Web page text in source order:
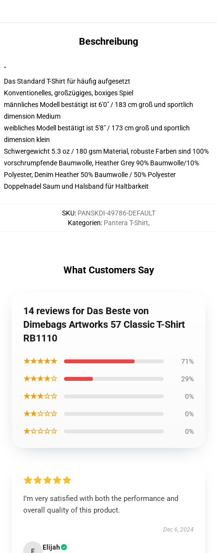
Beschreibung
"
Das Standard T-Shirt für häufig aufgesetzt
Konventionelles, großzügiges, boxiges Spiel
männliches Modell bestätigt ist 6'0" / 183 cm groß und sportlich
dimension Medium
weibliches Modell bestätigt ist 5'8" / 173 cm groß und sportlich
dimension klein
Schwergewicht 5.3 oz / 180 gsm Material, robuste Farben sind 100%
vorschrumpfende Baumwolle, Heather Grey 90% Baumwolle/10%
Polyester, Denim Heather 50% Baumwolle / 50% Polyester
Doppelnadel Saum und Halsband für Haltbarkeit
SKU: PANSKDI-49786-DEFAULT
Kategorien: Pantera T-Shirt,
What Customers Say
14 reviews for Das Beste von
Dimebags Artworks 57 Classic T-Shirt
RB1110
★★★★★ 71%
★★★★☆ 29%
★★★☆☆ 0%
★★☆☆☆ 0%
★☆☆☆☆ 0%
I’m very satisfied with both the performance and
overall quality of this product.
Dec 6, 2024
E Elijah